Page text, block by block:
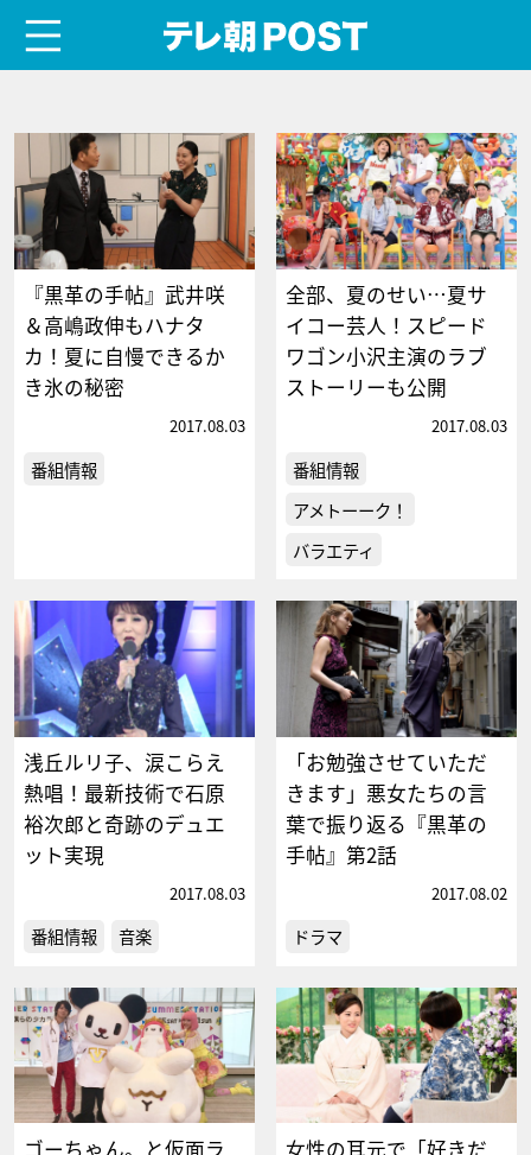
『黒革の手帖』武井咲
＆高嶋政伸もハナタ
カ！夏に自慢できるか
き氷の秘密
2017.08.03
番組情報
全部、夏のせい…夏サ
イコー芸人！スピード
ワゴン小沢主演のラブ
ストーリーも公開
2017.08.03
番組情報
アメトーーク！
バラエティ
浅丘ルリ子、涙こらえ
熱唱！最新技術で石原
裕次郎と奇跡のデュエ
ット実現
2017.08.03
番組情報 音楽
「お勉強させていただ
きます」悪女たちの言
葉で振り返る『黒革の
手帖』第2話
2017.08.02
ドラマ
ゴーちゃん。と仮面ラ
女性の耳元で「好きだ